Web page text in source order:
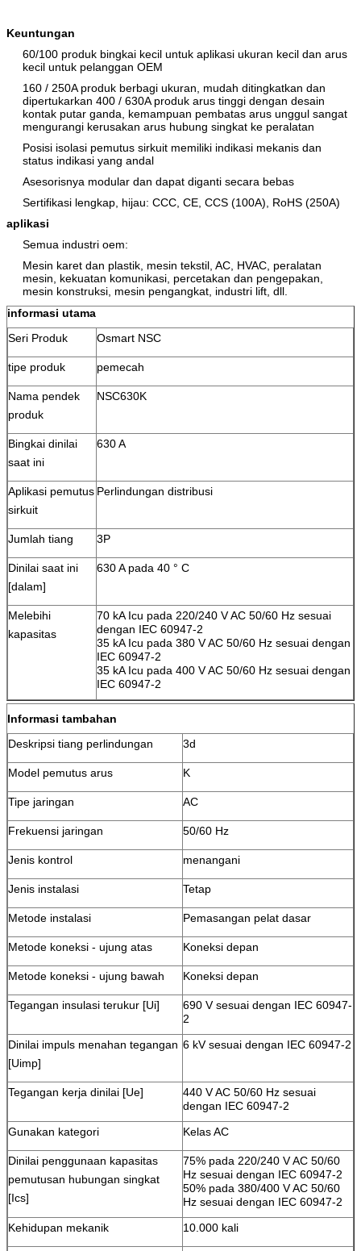
Keuntungan
60/100 produk bingkai kecil untuk aplikasi ukuran kecil dan arus
kecil untuk pelanggan OEM
160 / 250A produk berbagi ukuran, mudah ditingkatkan dan
dipertukarkan 400 / 630A produk arus tinggi dengan desain
kontak putar ganda, kemampuan pembatas arus unggul sangat
mengurangi kerusakan arus hubung singkat ke peralatan
Posisi isolasi pemutus sirkuit memiliki indikasi mekanis dan
status indikasi yang andal
Asesorisnya modular dan dapat diganti secara bebas
Sertifikasi lengkap, hijau: CCC, CE, CCS (100A), RoHS (250A)
aplikasi
Semua industri oem:
Mesin karet dan plastik, mesin tekstil, AC, HVAC, peralatan
mesin, kekuatan komunikasi, percetakan dan pengepakan,
mesin konstruksi, mesin pengangkat, industri lift, dll.
informasi utama
Seri Produk
Osmart NSC
tipe produk pemecah
Nama pendek
produk
NSC630K
Bingkai dinilai
saat ini
630 A
Aplikasi pemutus
sirkuit
Perlindungan distribusi
Jumlah tiang 3P
Dinilai saat ini
[dalam]
630 A pada 40 ° C
Melebihi
kapasitas
70 kA Icu pada 220/240 V AC 50/60 Hz sesuai
dengan IEC 60947-2
35 kA Icu pada 380 V AC 50/60 Hz sesuai dengan
IEC 60947-2
35 kA Icu pada 400 V AC 50/60 Hz sesuai dengan
IEC 60947-2
Informasi tambahan
Deskripsi tiang perlindungan
3d
Model pemutus arus K
Tipe jaringan AC
Frekuensi jaringan 50/60 Hz
Jenis kontrol menangani
Jenis instalasi Tetap
Metode instalasi Pemasangan pelat dasar
Metode koneksi - ujung atas Koneksi depan
Metode koneksi - ujung bawah Koneksi depan
Tegangan insulasi terukur [Ui]
690 V sesuai dengan IEC 60947-
2
Dinilai impuls menahan tegangan
[Uimp]
6 kV sesuai dengan IEC 60947-2
Tegangan kerja dinilai [Ue]
440 V AC 50/60 Hz sesuai
dengan IEC 60947-2
Gunakan kategori
Kelas AC
Dinilai penggunaan kapasitas
pemutusan hubungan singkat
[Ics]
75% pada 220/240 V AC 50/60
Hz sesuai dengan IEC 60947-2
50% pada 380/400 V AC 50/60
Hz sesuai dengan IEC 60947-2
Kehidupan mekanik
10.000 kali